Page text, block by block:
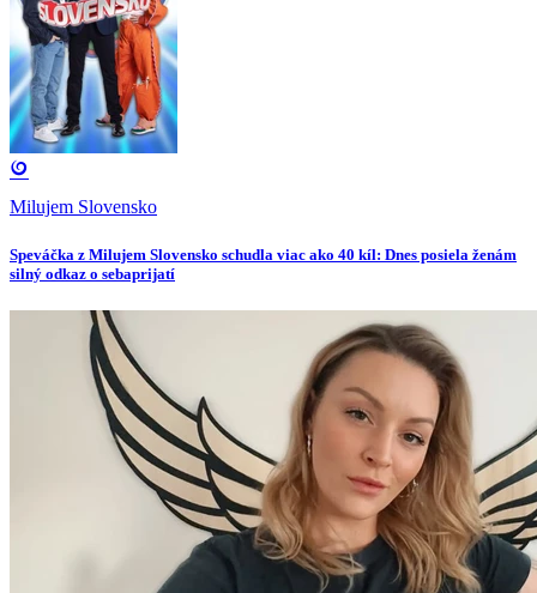
Milujem Slovensko
Speváčka z Milujem Slovensko schudla viac ako 40 kíl: Dnes posiela ženám
silný odkaz o sebaprijatí